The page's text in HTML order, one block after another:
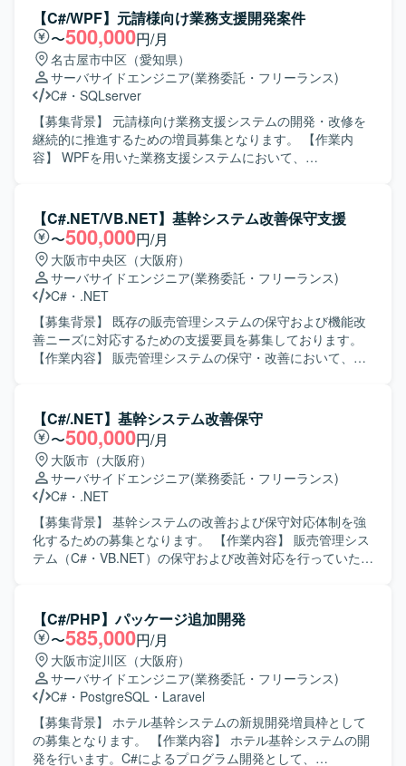
リ開発環境での保守開発を行って頂きます。.NET MAUIや
Xamarinなどの関連技術を用いた開発を行う可能性がござい
ます。
魅力】 販売管理パッケージの開発に上流から携わることが
でき、継続的な参画の可能性もございます。 【開発環境】
C#(WEB)、SQLServerを利用した環境での開発となりま
す。
【C#/WPF】元請様向け業務支援開発案件
〜500,000円/月
名古屋市中区（愛知県）
サーバサイドエンジニア(業務委託・フリーランス)
C# ・ SQLserver
【募集背景】 元請様向け業務支援システムの開発・改修を
継続的に推進するための増員募集となります。 【作業内
容】 WPFを用いた業務支援システムにおいて、
書および結合テスト仕様書を作成していただきます。 【求
める人物像】 WPFおよびMVVMパターンの特性を理解し、
仕様を丁寧に読み解きながら設計書やテスト仕様書を着実
に作成できる方を求めています。チームメンバーとコミュ
ニケーションを取りながら、主体的に課題整理や品質向上
に取り組んでいただける方が望ましいです。 【ポジション
の魅力】 WPFとMVVMパターンを前提とした開発プロジェ
クトに参画することで、デスクトップアプリケーション開
発における設計スキルやテスト設計スキルを高めていただ
環境】 開発言語はC#、フレームワークとしてWPFおよび
MVVMパターンを利用します。データベースにはSQL
Server を使用し、開発ツールとしてVisualStudio2017およ
びSQL Server Management Studio(SSMS)を利用します。
【C#.NET/VB.NET】基幹システム改善保守支援
〜500,000円/月
大阪市中央区（大阪府）
サーバサイドエンジニア(業務委託・フリーランス)
C# ・ .NET
【募集背景】 既存の販売管理システムの保守および機能改
善ニーズに対応するための支援要員を募集しております。
【作業内容】 販売管理システムの保守・改善において、要
規機能追加などを行っていただきます。 【求める人物像】
主体的に業務を推進し、前向きかつ柔軟に対応できる方を
求めております。 【ポジションの魅力】 上流工程からリリ
ースまで一連の工程に携わることができ、基幹系システム
の保守・改善を通じて業務知識と開発スキルの双方を高め
ていただけます。 【開発環境】 C#.NET、VB.NETを用いた
販売管理システムの開発・保守環境となります。
【C#/.NET】基幹システム改善保守
〜500,000円/月
大阪市（大阪府）
サーバサイドエンジニア(業務委託・フリーランス)
C# ・ .NET
【募集背景】 基幹システムの改善および保守対応体制を強
化するための募集となります。 【作業内容】 販売管理シス
テム（C#・VB.NET）の保守および改善対応を行っていただ
的かつ主体的に行動できる方を求めています。前向きで柔
軟な思考を持ち、状況に応じて自ら考えて動ける方です。
【ポジションの魅力】 基幹系販売管理システムの保守・改
善を通じて、業務知識と開発スキルを一体的に高めていく
ことができます。上流からリリースまで一貫して関われる
ため、システム全体の流れを把握しながらスキルアップし
ていただけます。 【開発環境】 C#.NET、VB.NET を用い
た販売管理システムの開発・保守環境となります。
【C#/PHP】パッケージ追加開発
〜585,000円/月
大阪市淀川区（大阪府）
サーバサイドエンジニア(業務委託・フリーランス)
C# ・ PostgreSQL ・ Laravel
【募集背景】 ホテル基幹システムの新規開発増員枠として
の募集となります。 【作業内容】 ホテル基幹システムの開
発を行います。C#によるプログラム開発として、